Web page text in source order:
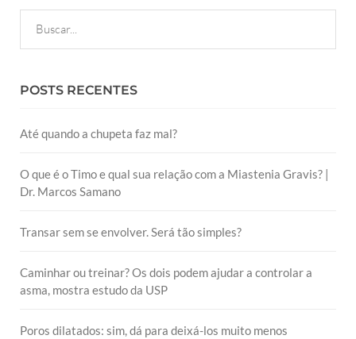
POSTS RECENTES
Até quando a chupeta faz mal?
O que é o Timo e qual sua relação com a Miastenia Gravis? |
Dr. Marcos Samano
Transar sem se envolver. Será tão simples?
Caminhar ou treinar? Os dois podem ajudar a controlar a
asma, mostra estudo da USP
Poros dilatados: sim, dá para deixá-los muito menos